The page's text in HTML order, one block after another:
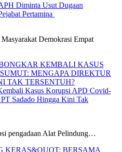
Diminta Usut Dugaan
Pertamina
Demokrasi Empat
Kasus Korupsi APD Covid-
Sadado Hingga Kini Tak
pengadaan Alat Pelindung…